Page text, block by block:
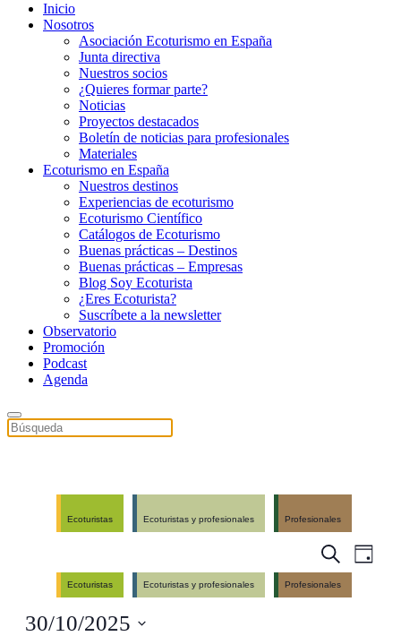
Inicio
Nosotros
Asociación Ecoturismo en España
Junta directiva
Nuestros socios
¿Quieres formar parte?
Noticias
Proyectos destacados
Boletín de noticias para profesionales
Materiales
Ecoturismo en España
Nuestros destinos
Experiencias de ecoturismo
Ecoturismo Científico
Catálogos de Ecoturismo
Buenas prácticas – Destinos
Buenas prácticas – Empresas
Blog Soy Ecoturista
¿Eres Ecoturista?
Suscríbete a la newsletter
Observatorio
Promoción
Podcast
Agenda
Ecoturistas Ecoturistas y profesionales Profesionales
Events
Search
and
SearchDay
Ecoturistas Ecoturistas y profesionales Profesionales
30/10/2025